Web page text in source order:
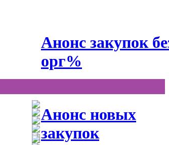
Анонс закупок
орг%
Анонс новых
закупок